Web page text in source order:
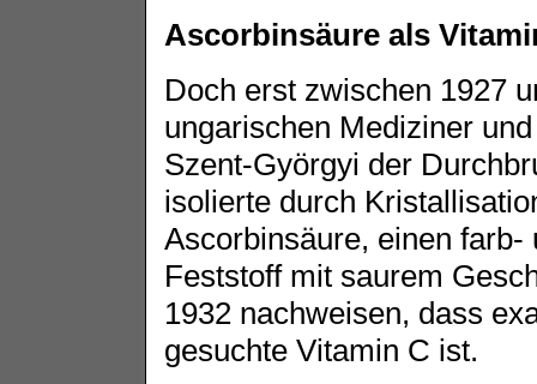
Ascorbinsäure als
Doch erst zwischen 1927
ungarischen Mediziner
Szent-Györgyi der
isolierte durch
Ascorbinsäure, einen farb-
Feststoff mit saurem
1932 nachweisen, dass
gesuchte Vitamin C ist.